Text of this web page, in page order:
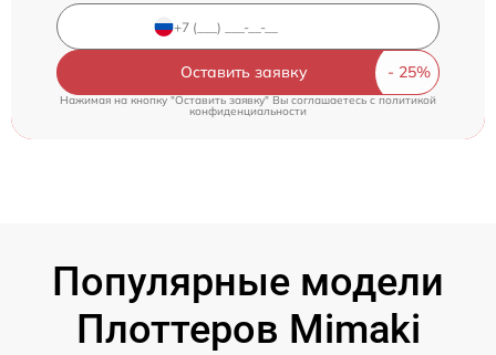
Оставить заявку
Нажимая на кнопку "Оставить заявку" Вы соглашаетесь c политикой
конфиденциальности
Популярные модели
Плоттеров Mimaki